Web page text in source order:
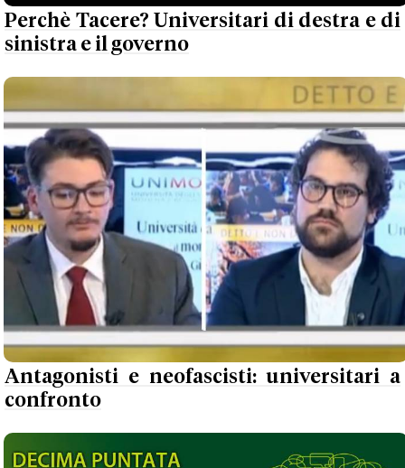
Perchè Tacere? Universitari di destra e di
sinistra e il governo
Antagonisti e neofascisti: universitari a
confronto